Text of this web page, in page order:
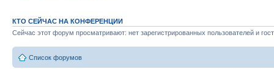
КТО СЕЙЧАС НА КОНФЕРЕНЦИИ
Сейчас этот форум просматривают: нет зарегистрированных пользователей и
Список форумов